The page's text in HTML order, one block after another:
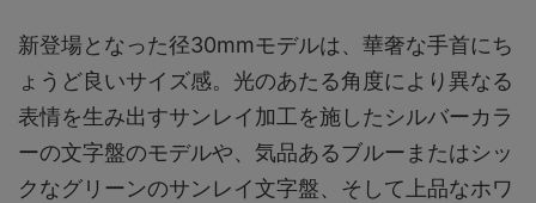
新登場となった径30mmモデルは、華奢な手首にち
ょうど良いサイズ感。光のあたる角度により異なる
表情を生み出すサンレイ加工を施したシルバーカラ
ーの文字盤のモデルや、気品あるブルーまたはシッ
クなグリーンのサンレイ文字盤、そして上品なホワ